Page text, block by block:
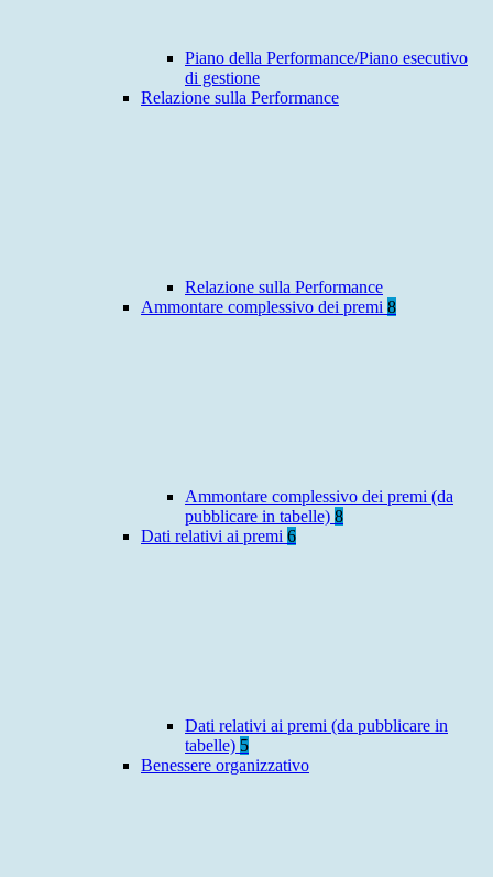
Piano della Performance/Piano esecutivo
di gestione
Relazione sulla Performance
Relazione sulla Performance
Ammontare complessivo dei premi 8
Ammontare complessivo dei premi (da
pubblicare in tabelle) 8
Dati relativi ai premi 6
Dati relativi ai premi (da pubblicare in
tabelle) 5
Benessere organizzativo